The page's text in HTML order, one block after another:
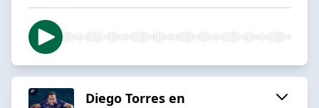
Diego Torres en